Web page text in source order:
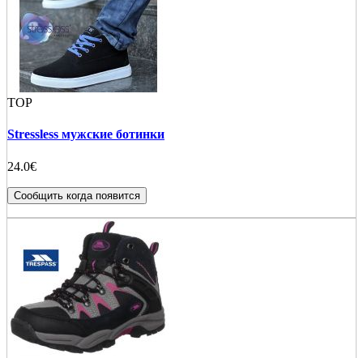
TOP
Stressless мужские ботинки
24.0€
Сообщить когда появится